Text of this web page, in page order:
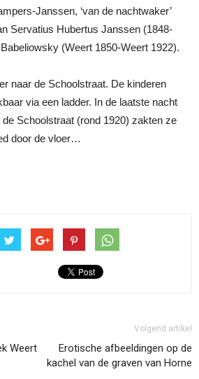
Janssen, ‘van de nachtwaker’
Servatius Hubertus Janssen (1848-
(Weert 1850-Weert 1922).
naar de Schoolstraat. De kinderen
via een ladder. In de laatste nacht
Schoolstraat (rond 1920) zakten ze
door de vloer…
Weert
Volgend artikel
Erotische afbeeldingen op de
kachel van de graven van Horne